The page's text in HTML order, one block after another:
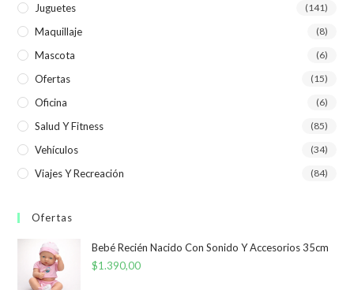
Juguetes (141)
Maquillaje (8)
Mascota (6)
Ofertas (15)
Oficina (6)
Salud Y Fitness (85)
Vehículos (34)
Viajes Y Recreación (84)
Ofertas
Bebé Recién Nacido Con Sonido Y Accesorios 35cm
$1.390,00